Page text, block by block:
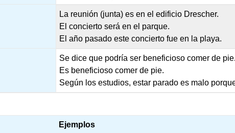
La reunión (junta) es en el edificio Drescher.
El concierto será en el parque.
El año pasado este concierto fue en la playa.
Se dice que podría ser beneficioso comer de pie.
Es beneficioso comer de pie.
Según los estudios, estar parado es malo
Ejemplos